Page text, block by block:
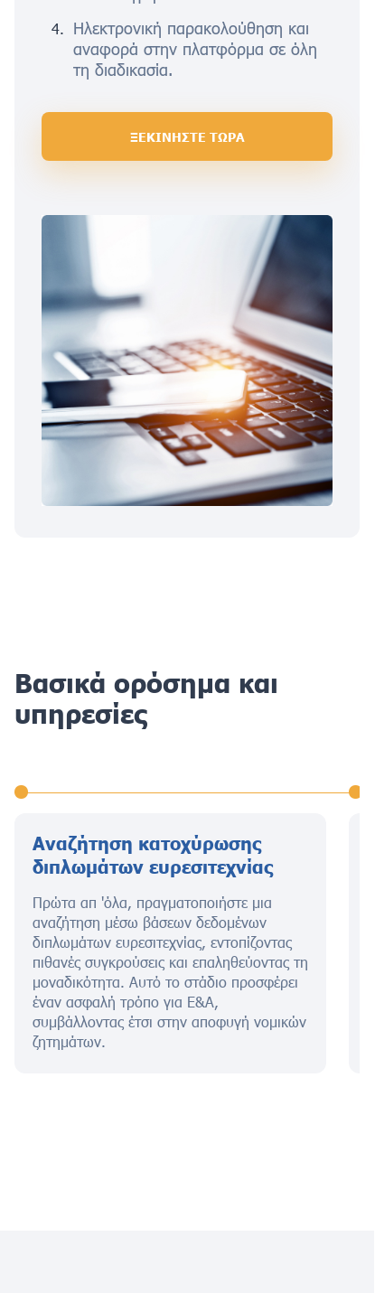
Ηλεκτρονική παρακολούθηση και
αναφορά στην πλατφόρμα σε όλη
τη διαδικασία.
ΞΕΚΙΝΗΣΤΕ ΤΩΡΑ
Βασικά ορόσημα και
υπηρεσίες
Αναζήτηση κατοχύρωσης
διπλωμάτων ευρεσιτεχνίας
Πρώτα απ 'όλα, πραγματοποιήστε μια
αναζήτηση μέσω βάσεων δεδομένων
διπλωμάτων ευρεσιτεχνίας, εντοπίζοντας
πιθανές συγκρούσεις και επαληθεύοντας τη
μοναδικότητα. Αυτό το στάδιο προσφέρει
έναν ασφαλή τρόπο για Ε&Α,
συμβάλλοντας έτσι στην αποφυγή νομικών
ζητημάτων.